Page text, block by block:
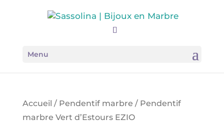
Menu
Accueil / Pendentif marbre / Pendentif
marbre Vert d’Estours EZIO